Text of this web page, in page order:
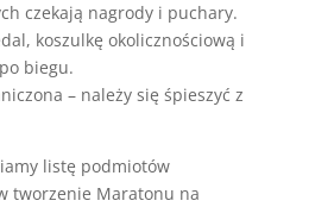
czekają nagrody i puchary.
koszulkę okolicznościową i
biegu.
– należy się śpieszyć z
listę podmiotów
tworzenie Maratonu na